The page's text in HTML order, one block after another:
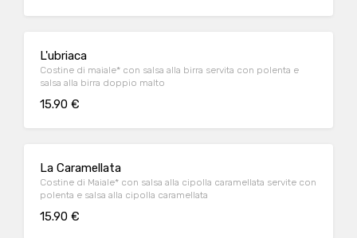
L'ubriaca
Costine di maiale* con salsa alla birra servita con polenta e
salsa alla birra doppio malto
15.90 €
La Caramellata
Costine di Maiale* con salsa alla cipolla caramellata servite con
polenta e salsa alla cipolla caramellata
15.90 €